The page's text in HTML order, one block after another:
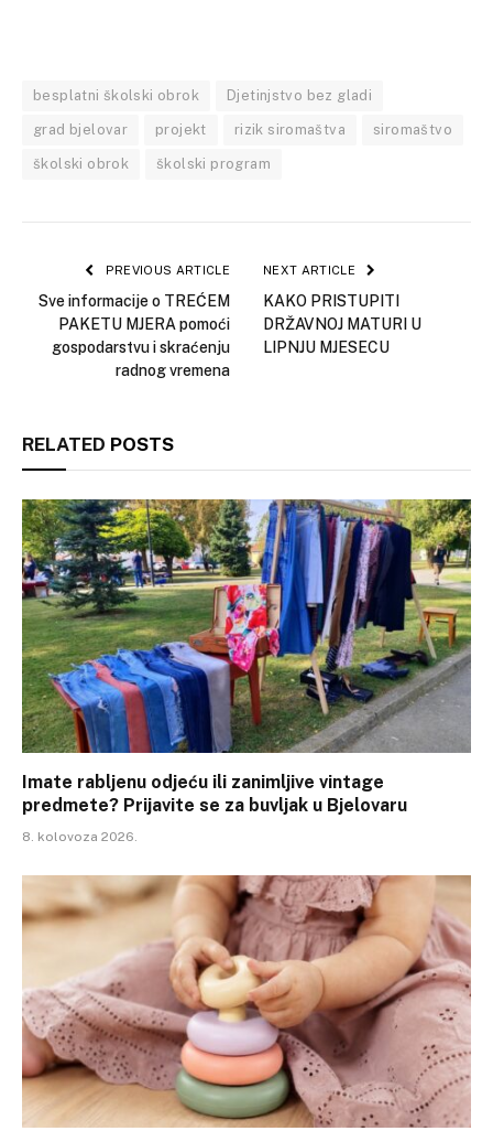
besplatni školski obrok Djetinjstvo bez gladi
grad bjelovar projekt rizik siromaštva siromaštvo
školski obrok školski program
PREVIOUS ARTICLE
Sve informacije o TREĆEM
PAKETU MJERA pomoći
gospodarstvu i skraćenju
radnog vremena
NEXT ARTICLE
KAKO PRISTUPITI
DRŽAVNOJ MATURI U
LIPNJU MJESECU
RELATED POSTS
Imate rabljenu odjeću ili zanimljive vintage
predmete? Prijavite se za buvljak u Bjelovaru
8. kolovoza 2026.